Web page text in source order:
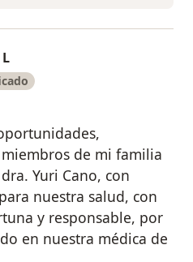
de mi familia
Yuri Cano, con
nuestra salud, con
y responsable, por
en nuestra médica de